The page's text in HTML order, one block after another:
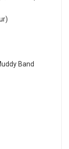
Band